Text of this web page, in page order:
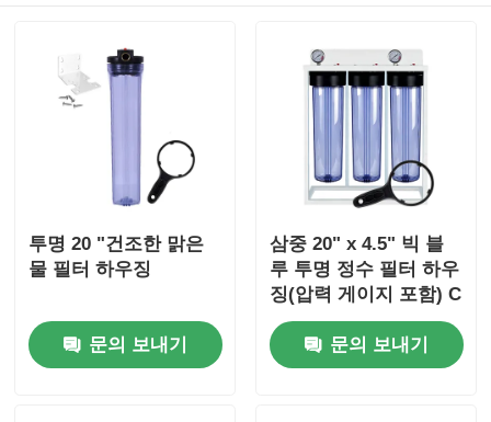
투명 20 "건조한 맑은
물 필터 하우징
문의 보내기
삼중 20" x 4.5" 빅 블
루 투명 정수 필터 하우
징(압력 게이지 포함) C
-C -C
문의 보내기